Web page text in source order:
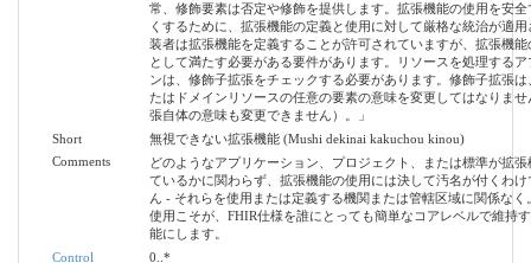
常、修飾要素は否定や修飾を提供します。拡張機能の使用を安全
くするために、拡張機能の定義と使用に対して厳格な統治が適
装者は拡張機能を定義することが許可されていますが、拡張機能
として満たす必要がある要件があります。リソースを処理する
ンは、修飾子拡張をチェックする必要があります。修飾子拡張は
たはドメインリソースの任意の要素の意味を変更してはなりませ
張自体の意味も変更できません）。」
Short
無視できない拡張機能 (Mushi dekinai kakuchou kinou)
Comments
どのようなアプリケーション、プロジェクト、または標準が拡
ているかに関わらず、拡張機能の使用には決して汚名が付くわけ
ん - それらを使用または定義する機関または管轄区域に関係なく
使用こそが、FHIR仕様を誰にとっても簡単なコアレベルで維持
能にします。
Control
0..*